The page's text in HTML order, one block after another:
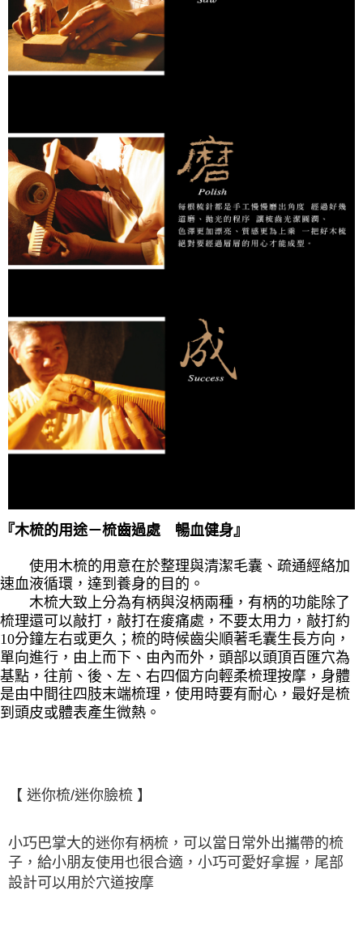
『木梳的用途－梳齒過處 暢血健身』
使用木梳的用意在於整理與清潔毛囊、疏通經絡加
速血液循環，達到養身的目的。
木梳大致上分為有柄與沒柄兩種，有柄的功能除了
梳理還可以敲打，敲打在痠痛處，不要太用力，敲打約
10分鐘左右或更久；梳的時候齒尖順著毛囊生長方向，
單向進行，由上而下、由內而外，頭部以頭頂百匯穴為
基點，往前、後、左、右四個方向輕柔梳理按摩，身體
是由中間往四肢末端梳理，使用時要有耐心，最好是梳
到頭皮或體表產生微熱。
【 迷你梳/迷你臉梳 】
小巧巴掌大的迷你有柄梳，可以當日常外出攜帶的梳
子，給小朋友使用也很合適，小巧可愛好拿握，尾部
設計可以用於穴道按摩